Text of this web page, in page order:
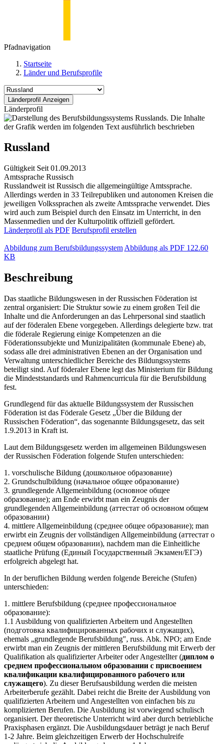
Pfadnavigation
Startseite
Länder und Berufsprofile
Länderprofil
Russland
Gültigkeit Seit 01.09.2013
Amtssprache Russisch
Russlandweit ist Russisch die allgemeingültige Amtssprache.
Allerdings werden in 33 Teilrepubliken und autonomen Kreisen die
jeweiligen Volkssprachen als zweite Amtssprache verwendet. Dies
wird auch zum Beispiel durch den Einsatz im Unterricht, in den
Massenmedien und der Kulturpolitik offiziell gefördert.
Länderprofil als PDF Berufsprofil erstellen
Abbildung zum Berufsbildungssystem Abbildung als PDF 122.60
KB
Beschreibung
Das staatliche Bildungswesen in der Russischen Föderation ist
zentral organisiert: Die Struktur sowie zu einem großen Teil die
Inhalte und die Anforderungen an das Lehrpersonal sind staatlich
auf der föderalen Ebene vorgegeben. Allerdings delegierte bzw. trat
die föderale Regierung einige Kompetenzen an die
Föderationssubjekte und Munizipalitäten (kommunale Ebene) ab,
sodass alle drei administrativen Ebenen an der Organisation und
Verwaltung unterschiedlicher Bereiche des Bildungssystems
beteiligt sind. Auf föderaler Ebene legt das Ministerium für Bildung
die Mindeststandards und Rahmencurricula für die Berufsbildung
fest.
Grundlegend für das aktuelle Bildungssystem der Russischen
Föderation ist das Föderale Gesetz „Über die Bildung der
Russischen Föderation“, das sogenannte Bildungsgesetz, das seit
1.9.2013 in Kraft ist.
Laut dem Bildungsgesetz werden im allgemeinen Bildungswesen
der Russischen Föderation folgende Stufen unterschieden:
1. vorschulische Bildung (дошкольное образование)
2. Grundschulbildung (начальное общее образование)
3. grundlegende Allgemeinbildung (основное общее
образование); am Ende erwirbt man ein Zeugnis der
grundlegenden Allgemeinbildung (аттестат об основном общем
образовании)
4. mittlere Allgemeinbildung (среднее общее образование); man
erwirbt ein Zeugnis der vollständigen Allgemeinbildung (аттестат о
среднем общем образовании), nachdem man die Einheitliche
staatliche Prüfung (Единый Государственный Экзамен/ЕГЭ)
erfolgreich abgelegt hat.
In der beruflichen Bildung werden folgende Bereiche (Stufen)
unterschieden:
1. mittlere Berufsbildung (среднее профессиональное
образование):
1.1 Ausbildung von qualifizierten Arbeitern und Angestellten
(подготовка квалифицированных рабочих и служащих),
ehemals „grundlegende Berufsbildung", russ. Abk. NPO; am Ende
erwirbt man ein Zeugnis der mittleren Berufsbildung mit Erwerb der
Qualifikation als qualifizierter Arbeiter oder Angestellter (диплом о
среднем профессиональном образовании с присвоением
квалификации квалифицированного рабочего или
служащего). Zu dieser Berufsausbildung werden die meisten
Arbeiterberufe gezählt. Dabei reicht die Breite der Ausbildung von
qualifizierten Arbeitern und Angestellten von einfachen bis zu
komplizierten Berufen. Die Ausbildung ist vorwiegend schulisch
organisiert. Der theoretische Unterricht wird aber durch betriebliche
Praxisphasen ergänzt. Die Ausbildungsdauer beträgt je nach Beruf
1-2 Jahre. Beim gleichzeitigen Erwerb der Hochschulreife